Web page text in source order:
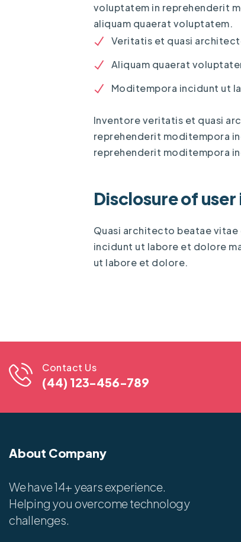
voluptatem in reprehenderit
aliquam quaerat voluptatem.
Veritatis et quasi
Aliquam quaerat
Moditempora incidunt ut
Inventore veritatis et quasi
reprehenderit moditempora
reprehenderit moditempora
Disclosure of
Quasi architecto beatae
incidunt ut labore et dolore
ut labore et dolore.
Contact Us
(44) 123-456-789
About Company
We have 14+ years experience.
Helping you overcome technology
challenges.